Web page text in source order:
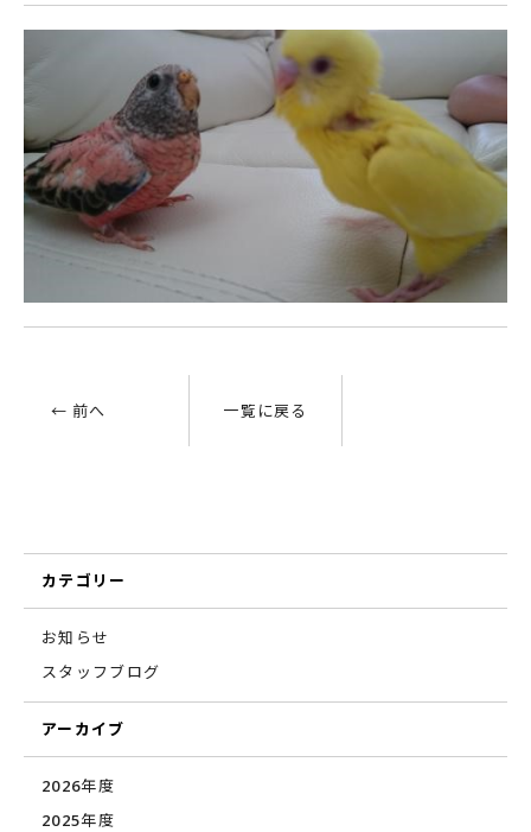
← 前へ 一覧に戻る
カテゴリー
お知らせ
スタッフブログ
アーカイブ
2026年度
2025年度